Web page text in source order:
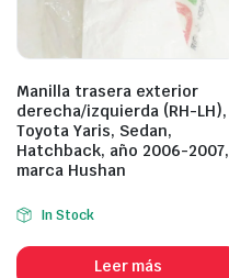
Manilla trasera exterior
derecha/izquierda (RH-LH),
Toyota Yaris, Sedan,
Hatchback, año 2006-2007,
marca Hushan
In Stock
Leer más